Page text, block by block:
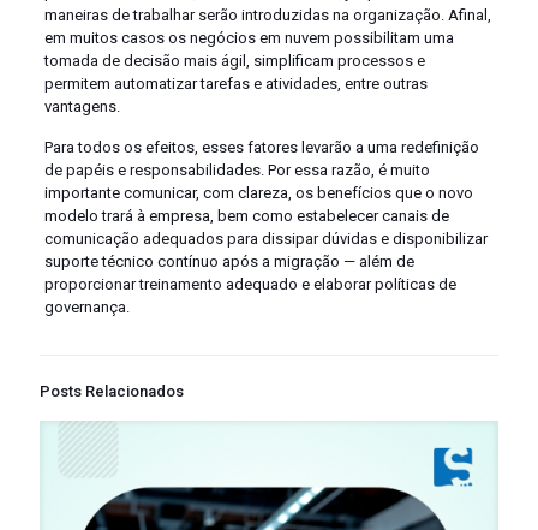
maneiras de trabalhar serão introduzidas na organização. Afinal,
em muitos casos os negócios em nuvem possibilitam uma
tomada de decisão mais ágil, simplificam processos e
permitem automatizar tarefas e atividades, entre outras
vantagens.
Para todos os efeitos, esses fatores levarão a uma redefinição
de papéis e responsabilidades. Por essa razão, é muito
importante comunicar, com clareza, os benefícios que o novo
modelo trará à empresa, bem como estabelecer canais de
comunicação adequados para dissipar dúvidas e disponibilizar
suporte técnico contínuo após a migração — além de
proporcionar treinamento adequado e elaborar políticas de
governança.
Posts Relacionados